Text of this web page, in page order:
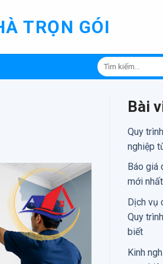
TRỌN GÓI
Tìm
kiếm:
Bài
Quy
nghiệp
Báo giá
mới
Dịch vụ
Quy
biết
Kinh